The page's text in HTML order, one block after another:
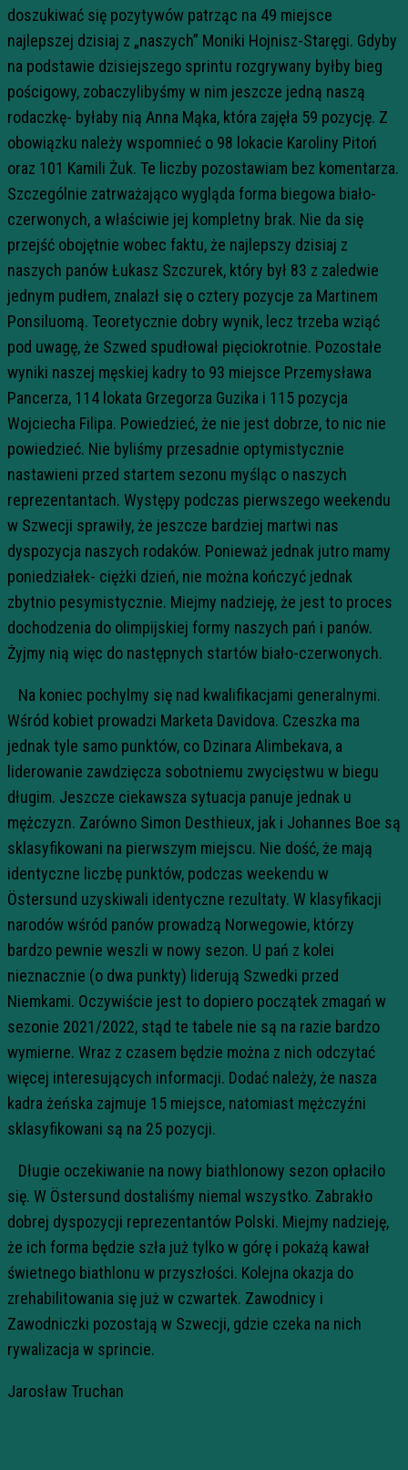
doszukiwać się pozytywów patrząc na 49 miejsce
najlepszej dzisiaj z „naszych” Moniki Hojnisz-Staręgi. Gdyby
na podstawie dzisiejszego sprintu rozgrywany byłby bieg
pościgowy, zobaczylibyśmy w nim jeszcze jedną naszą
rodaczkę- byłaby nią Anna Mąka, która zajęła 59 pozycję. Z
obowiązku należy wspomnieć o 98 lokacie Karoliny Pitoń
oraz 101 Kamili Żuk. Te liczby pozostawiam bez komentarza.
Szczególnie zatrważająco wygląda forma biegowa biało-
czerwonych, a właściwie jej kompletny brak. Nie da się
przejść obojętnie wobec faktu, że najlepszy dzisiaj z
naszych panów Łukasz Szczurek, który był 83 z zaledwie
jednym pudłem, znalazł się o cztery pozycje za Martinem
Ponsiluomą. Teoretycznie dobry wynik, lecz trzeba wziąć
pod uwagę, że Szwed spudłował pięciokrotnie. Pozostałe
wyniki naszej męskiej kadry to 93 miejsce Przemysława
Pancerza, 114 lokata Grzegorza Guzika i 115 pozycja
Wojciecha Filipa. Powiedzieć, że nie jest dobrze, to nic nie
powiedzieć. Nie byliśmy przesadnie optymistycznie
nastawieni przed startem sezonu myśląc o naszych
reprezentantach. Występy podczas pierwszego weekendu
w Szwecji sprawiły, że jeszcze bardziej martwi nas
dyspozycja naszych rodaków. Ponieważ jednak jutro mamy
poniedziałek- ciężki dzień, nie można kończyć jednak
zbytnio pesymistycznie. Miejmy nadzieję, że jest to proces
dochodzenia do olimpijskiej formy naszych pań i panów.
Żyjmy nią więc do następnych startów biało-czerwonych.
Na koniec pochylmy się nad kwalifikacjami generalnymi.
Wśród kobiet prowadzi Marketa Davidova. Czeszka ma
jednak tyle samo punktów, co Dzinara Alimbekava, a
liderowanie zawdzięcza sobotniemu zwycięstwu w biegu
długim. Jeszcze ciekawsza sytuacja panuje jednak u
mężczyzn. Zarówno Simon Desthieux, jak i Johannes Boe są
sklasyfikowani na pierwszym miejscu. Nie dość, że mają
identyczne liczbę punktów, podczas weekendu w
Östersund uzyskiwali identyczne rezultaty. W klasyfikacji
narodów wśród panów prowadzą Norwegowie, którzy
bardzo pewnie weszli w nowy sezon. U pań z kolei
nieznacznie (o dwa punkty) liderują Szwedki przed
Niemkami. Oczywiście jest to dopiero początek zmagań w
sezonie 2021/2022, stąd te tabele nie są na razie bardzo
wymierne. Wraz z czasem będzie można z nich odczytać
więcej interesujących informacji. Dodać należy, że nasza
kadra żeńska zajmuje 15 miejsce, natomiast mężczyźni
sklasyfikowani są na 25 pozycji.
Długie oczekiwanie na nowy biathlonowy sezon opłaciło
się. W Östersund dostaliśmy niemal wszystko. Zabrakło
dobrej dyspozycji reprezentantów Polski. Miejmy nadzieję,
że ich forma będzie szła już tylko w górę i pokażą kawał
świetnego biathlonu w przyszłości. Kolejna okazja do
zrehabilitowania się już w czwartek. Zawodnicy i
Zawodniczki pozostają w Szwecji, gdzie czeka na nich
rywalizacja w sprincie.
Jarosław Truchan